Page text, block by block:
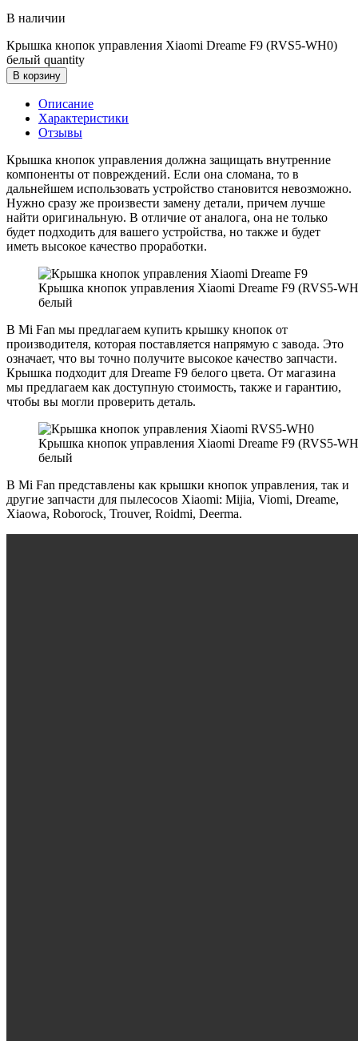
В наличии
Крышка кнопок управления Xiaomi Dreame F9 (RVS5-WH0)
белый quantity
В корзину
Описание
Характеристики
Отзывы
Крышка кнопок управления должна защищать внутренние
компоненты от повреждений. Если она сломана, то в
дальнейшем использовать устройство становится невозможно.
Нужно сразу же произвести замену детали, причем лучше
найти оригинальную. В отличие от аналога, она не только
будет подходить для вашего устройства, но также и будет
иметь высокое качество проработки.
Крышка кнопок управления Xiaomi Dreame F9 (RVS5-
белый
В Mi Fan мы предлагаем купить крышку кнопок от
производителя, которая поставляется напрямую с завода. Это
означает, что вы точно получите высокое качество запчасти.
Крышка подходит для Dreame F9 белого цвета. От магазина
мы предлагаем как доступную стоимость, также и гарантию,
чтобы вы могли проверить деталь.
Крышка кнопок управления Xiaomi Dreame F9 (RVS5-
белый
В Mi Fan представлены как крышки кнопок управления, так и
другие запчасти для пылесосов Xiaomi: Mijia, Viomi, Dreame,
Xiaowa, Roborock, Trouver, Roidmi, Deerma.